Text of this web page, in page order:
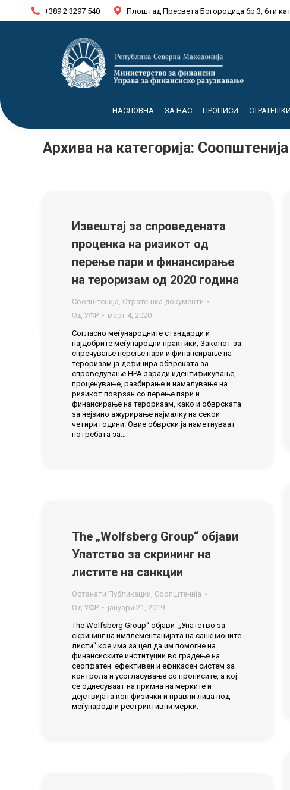
+389 2 3297 540 Плоштад Пресвета Богородица бр.3, 6ти
НАСЛОВНА ЗА НАС ПРОПИСИ
Архива на категорија: Соопштенија
Извештај за спроведената
проценка на ризикот од
перење пари и финансирање
на тероризам од 2020 година
Соопштенија, Стратешка документи
Од УФР
март 4, 2020
Согласно меѓународните стандарди и
најдобрите меѓународни практики, Законот за
спречување перење пари и финансирање на
тероризам ја дефинира обврската за
спроведување НРА заради идентификување,
проценување, разбирање и намалување на
ризикот поврзан со перење пари и
финансирање на тероризам, како и обврската
за нејзино ажурирање најмалку на секои
четири години. Овие обврски ја наметнуваат
потребата за…
The „Wolfsberg Group“ објави
Упатство за скрининг на
листите на санкции
Останати Публикации, Соопштенија
Од УФР
јануари 21, 2019
The Wolfsberg Group“ објави „Упатство за
скрининг на имплементацијата на санкционите
листи“ кое има за цел да им помогне на
финансиските институции во градење на
сеопфатен ефективен и ефикасен систем за
контрола и усогласување со прописите, а кој
се однесуваат на примна на мерките и
дејствијата кон физички и правни лица под
меѓународни рестриктивни мерки.